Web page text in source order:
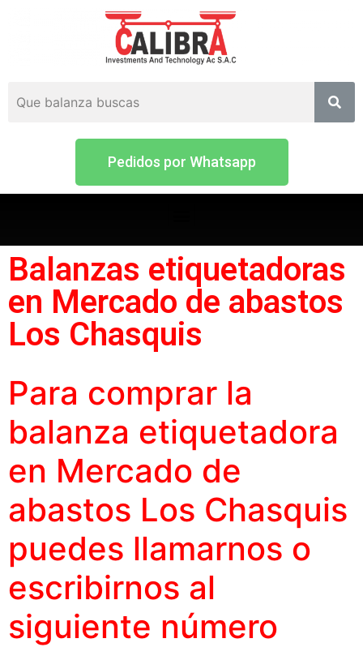
Pedidos por Whatsapp
Balanzas etiquetadoras
en Mercado de abastos
Los Chasquis
Para comprar la
balanza etiquetadora
en Mercado de
abastos Los Chasquis
puedes llamarnos o
escribirnos al
siguiente número